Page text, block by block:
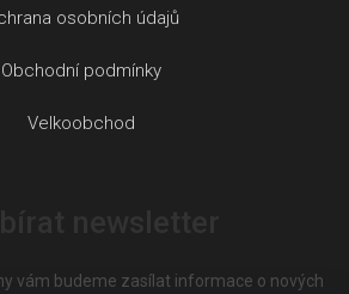
osobních údajů
Obchodní podmínky
Velkoobchod
vám budeme zasílat informace o nových